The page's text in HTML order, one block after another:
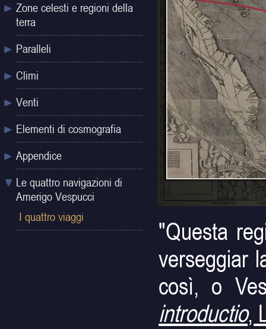
Zone celesti e regioni della
terra
Paralleli
Climi
Venti
Elementi di cosmografia
Appendice
Le quattro navigazioni di
Amerigo Vespucci
I quattro viaggi
"Questa
verseggiar
così, o
introductio,